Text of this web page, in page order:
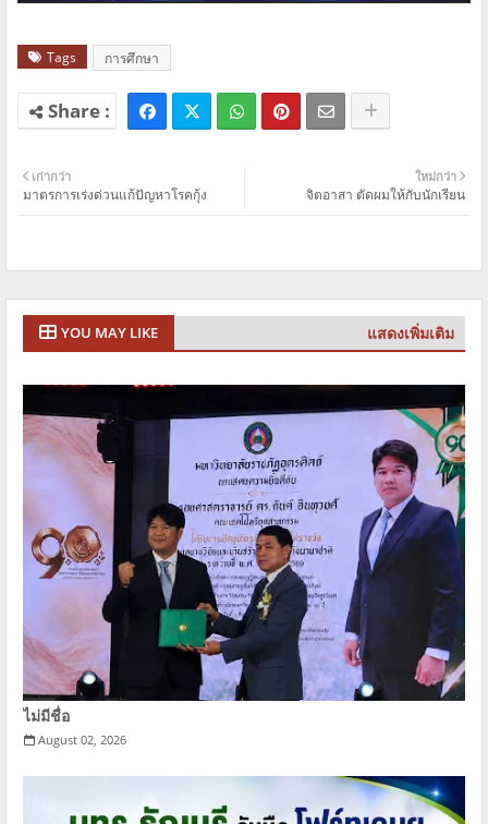
Tags การศึกษา
ใหม่กว่า
จิตอาสา ตัดผมให้กับนักเรียน
เก่ากว่า
มาตรการเร่งด่วนแก้ปัญหาโรคกุ้ง
YOU MAY LIKE แสดงเพิ่มเติม
ไม่มีชื่อ
August 02, 2026